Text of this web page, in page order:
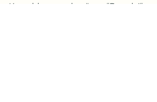
Kemal, hocasından önce “Burada!“